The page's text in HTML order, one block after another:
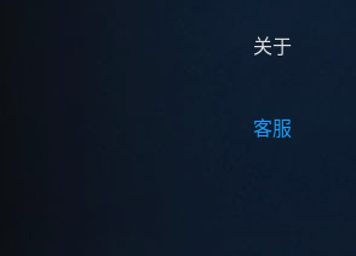
关于
客服